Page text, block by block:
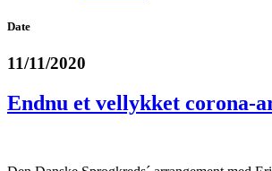
Date
11/11/2020
Endnu et vellykket corona-